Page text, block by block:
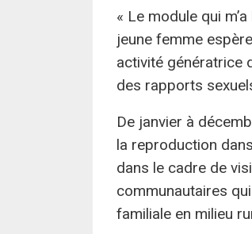
« Le module qui
jeune femme
activité génératrice
des rapports
De janvier à
la reproduction
dans le cadre de
communautaires
familiale en milieu